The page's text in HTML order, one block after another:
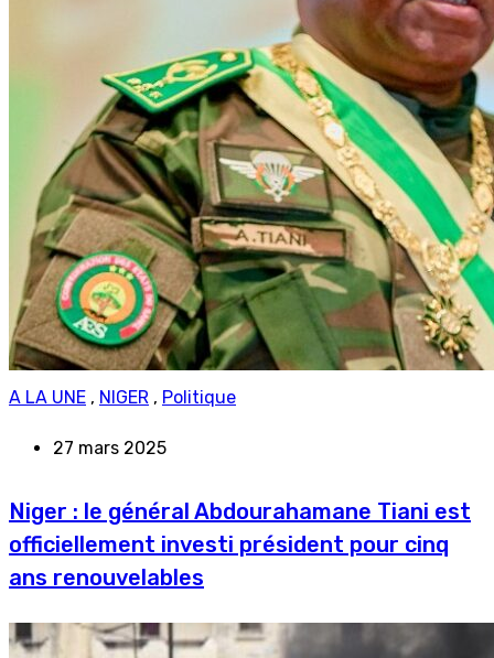
A LA UNE , NIGER , Politique
27 mars 2025
Niger : le général Abdourahamane Tiani est
officiellement investi président pour cinq
ans renouvelables